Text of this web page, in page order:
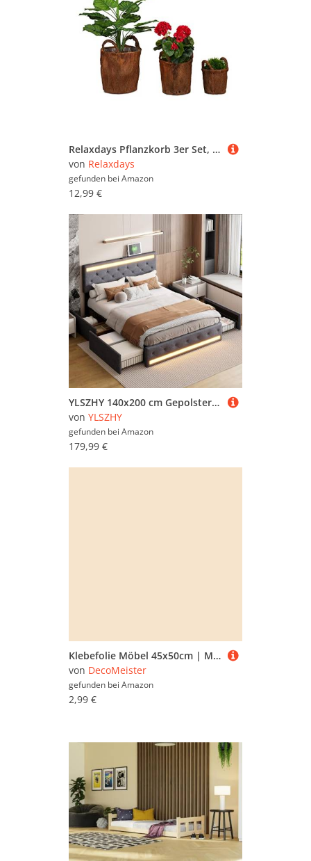
Relaxdays Pflanzkorb 3er Set, Kokos, rustikaler Blumentopf, Palmblatt Übertopf, zum Bepflanzen, Pflanzgefäß Deko, Natur
von Relaxdays
gefunden bei Amazon
12,99 €
YLSZHY 140x200 cm Gepolstertes Doppelbettrahmen, 4 Schubladen und Ladestation, LED-Plattformbett mit Kopfteil, Holzlattenstütze, kein Boxspring nötig (Grau-B, 140x200 cm)
von YLSZHY
gefunden bei Amazon
179,99 €
Klebefolie Möbel 45x50cm | Möbelfolie selbstklebend einfarbig | Folie für Möbel zur schnellen Renovierung von Türen, Tischen und Regalen | Möbelfolie dekorativ und pflegeleicht | Natur Glanz
von DecoMeister
gefunden bei Amazon
2,99 €